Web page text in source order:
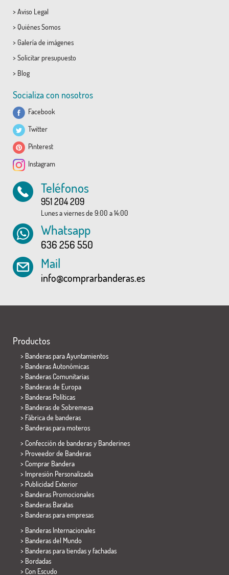
> Aviso Legal
> Quiénes Somos
> Galería de imágenes
> Solicitar presupuesto
> Blog
Socializa con nosotros
Facebook
Twitter
Pinterest
Instagram
Teléfonos
951 204 209
Lunes a viernes de 9:00 a 14:00
Whatsapp
636 256 550
Mail
info@comprarbanderas.es
Productos
> Banderas para Ayuntamientos
> Banderas Autonómicas
> Banderas Comunitarias
> Banderas de Europa
> Banderas Políticas
> Banderas de Sobremesa
> Fábrica de banderas
> Banderas para moteros
> Confección de banderas y Banderines
> Proveedor de Banderas
> Comprar Bandera
> Impresión Personalizada
> Publicidad Exterior
> Banderas Promocionales
> Banderas Baratas
> Banderas para empresas
> Banderas Internacionales
> Banderas del Mundo
> Banderas para tiendas y fachadas
> Bordadas
> Con Escudo